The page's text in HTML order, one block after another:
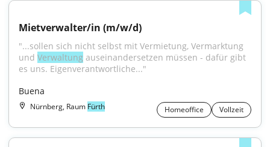
Mietverwalter/in (m/w/d)
"...sollen sich nicht selbst mit Vermietung, Vermarktung
und Verwaltung auseinandersetzen müssen - dafür gibt
es uns. Eigenverantwortliche..."
Buena
Nürnberg, Raum Fürth Homeoffice Vollzeit